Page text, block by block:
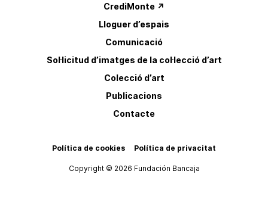
CrediMonte ↗
Lloguer d’espais
Comunicació
Sol·licitud d’imatges de la col·lecció d’art
Colecció d’art
Publicacions
Contacte
Política de cookies Política de privacitat
Copyright © 2026 Fundación Bancaja